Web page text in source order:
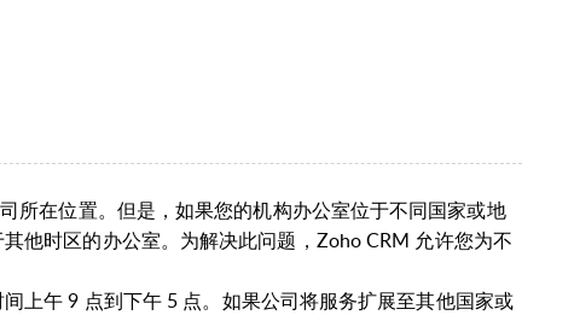
所在位置。但是，如果您的机构办公室位于不同国家或地
他时区的办公室。为解决此问题，Zoho CRM 允许您为不
上午 9 点到下午 5 点。如果公司将服务扩展至其他国家或